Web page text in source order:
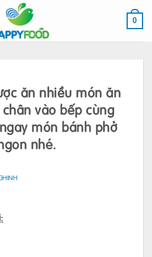
0
ăn nhiều món ăn
vào bếp cùng
món bánh phở
nhé.